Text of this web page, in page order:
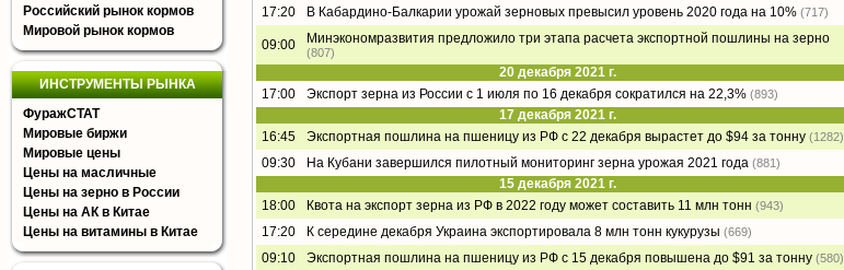
Российский рынок кормов
Мировой рынок кормов
ИНСТРУМЕНТЫ РЫНКА
ФуражСТАТ
Мировые биржи
Мировые цены
Цены на масличные
Цены на зерно в России
Цены на АК в Китае
Цены на витамины в Китае
17:20
В Кабардино-Балкарии урожай зерновых превысил уровень 2020 года на 10% (717)
09:00 Минэкономразвития предложило три этапа расчета экспортной пошлины на зерно
(807)
20 декабря 2021 г.
17:00
Экспорт зерна из России с 1 июля по 16 декабря сократился на 22,3% (893)
17 декабря 2021 г.
16:45
Экспортная пошлина на пшеницу из РФ с 22 декабря вырастет до $94 за тонну (1282)
09:30 На Кубани завершился пилотный мониторинг зерна урожая 2021 года (881)
15 декабря 2021 г.
18:00
Квота на экспорт зерна из РФ в 2022 году может составить 11 млн тонн (943)
17:20 К середине декабря Украина экспортировала 8 млн тонн кукурузы (669)
09:10 Экспортная пошлина на пшеницу из РФ с 15 декабря повышена до $91 за тонну (580)